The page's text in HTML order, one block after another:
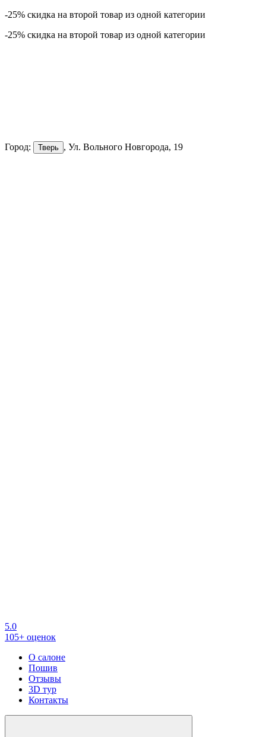
-25% скидка на второй товар из одной категории
-25% скидка на второй товар из одной категории
Город: Тверь , Ул. Вольного Новгорода, 19
5.0
105+ оценок
О салоне
Пошив
Отзывы
3D тур
Контакты